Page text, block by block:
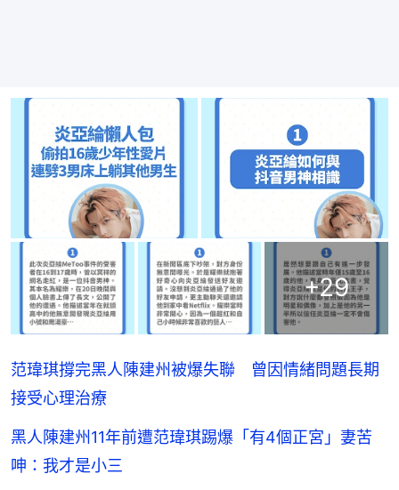
+29
范瑋琪撐完黑人陳建州被爆失聯 曾因情緒問題長期
接受心理治療
黑人陳建州11年前遭范瑋琪踢爆「有4個正宮」妻苦
呻：我才是小三